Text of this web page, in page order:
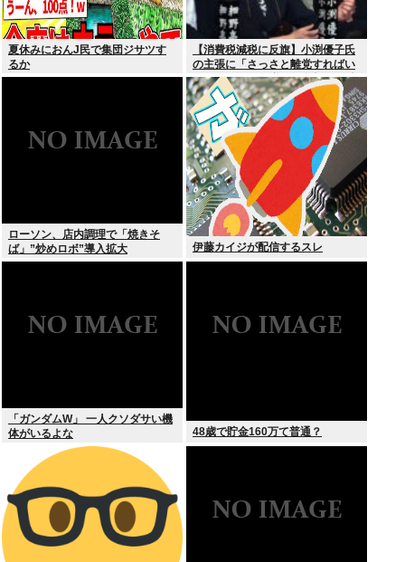
夏休みにおんJ民で集団ジサツす
るか
【消費税減税に反旗】小渕優子氏
の主張に「さっさと離党すればい
いのに」SNSで逆風…父親から続
く「消費税の系譜」とは
ローソン、店内調理で「焼きそ
ば」”炒めロボ”導入拡大
伊藤カイジが配信するスレ
「ガンダムW」 一人クソダサい機
体がいるよな
48歳で貯金160万て普通？